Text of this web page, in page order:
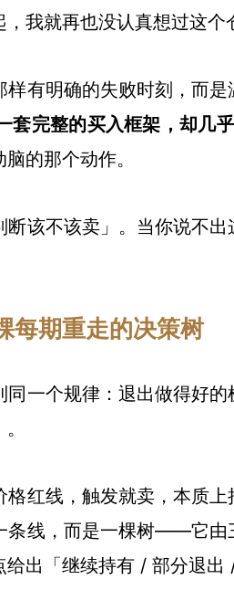
我就再也没认真想过这个
样有明确的失败时刻，
套完整的买入框架，却几
的那个动作。
断该不该卖」。当你说
每期重走的决策树
一个规律：退出做得好
红线，触发就卖，本质
线，而是一棵树——它由
出「继续持有 / 部分退出